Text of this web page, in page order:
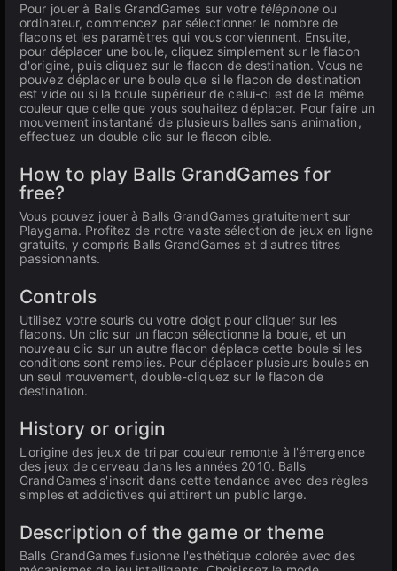
Pour jouer à Balls GrandGames sur votre téléphoneou
ordinateur, commencez par sélectionner le nombre de
flacons et les paramètres qui vous conviennent. Ensuite,
pour déplacer une boule, cliquez simplement sur le flacon
d'origine, puis cliquez sur le flacon de destination. Vous ne
pouvez déplacer une boule que si le flacon de destination
est vide ou si la boule supérieur de celui-ci est de la même
couleur que celle que vous souhaitez déplacer. Pour faire un
mouvement instantané de plusieurs balles sans animation,
effectuez un double clic sur le flacon cible.
How to play Balls GrandGames for
free?
Vous pouvez jouer à Balls GrandGames gratuitement sur
Playgama. Profitez de notre vaste sélection de jeux en ligne
gratuits, y compris Balls GrandGames et d'autres titres
passionnants.
Controls
Utilisez votre souris ou votre doigt pour cliquer sur les
flacons. Un clic sur un flacon sélectionne la boule, et un
nouveau clic sur un autre flacon déplace cette boule si les
conditions sont remplies. Pour déplacer plusieurs boules en
un seul mouvement, double-cliquez sur le flacon de
destination.
History or origin
L'origine des jeux de tri par couleur remonte à l'émergence
des jeux de cerveau dans les années 2010. Balls
GrandGames s'inscrit dans cette tendance avec des règles
simples et addictives qui attirent un public large.
Description of the game or theme
Balls GrandGames fusionne l'esthétique colorée avec des